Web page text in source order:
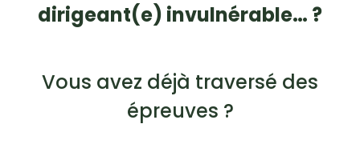
dirigeant(e) invulnérable… ?
Vous avez déjà traversé des
épreuves ?